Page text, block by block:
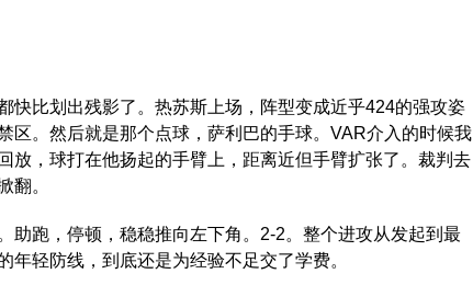
快比划出残影了。热苏斯上场，阵型变成近乎424的强攻姿
区。然后就是那个点球，萨利巴的手球。VAR介入的时候我
放，球打在他扬起的手臂上，距离近但手臂扩张了。裁判去
翻。
助跑，停顿，稳稳推向左下角。2-2。整个进攻从发起到最
年轻防线，到底还是为经验不足交了学费。